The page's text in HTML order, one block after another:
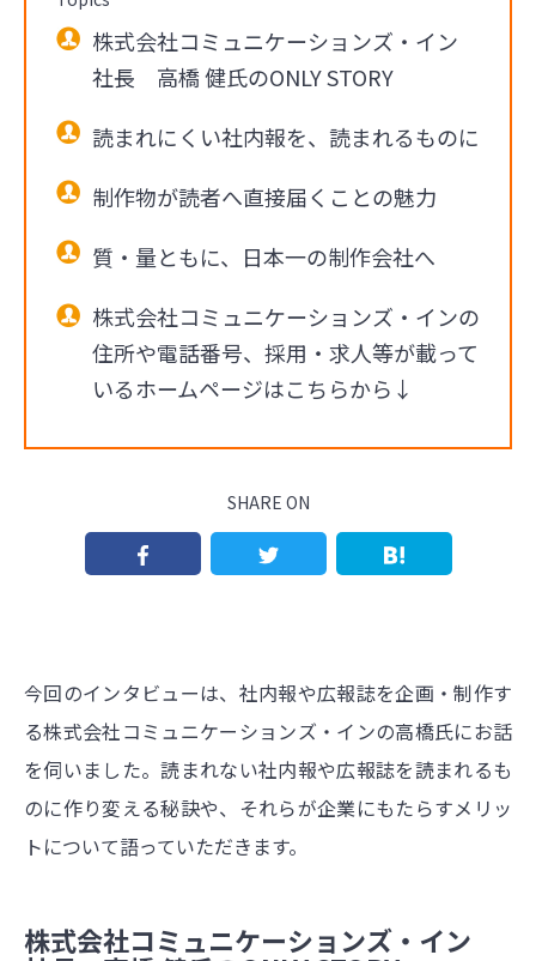
株式会社コミュニケーションズ・イン
社長 高橋 健氏のONLY STORY
読まれにくい社内報を、読まれるものに
制作物が読者へ直接届くことの魅力
質・量ともに、日本一の制作会社へ
株式会社コミュニケーションズ・インの
住所や電話番号、採用・求人等が載って
いるホームページはこちらから↓
SHARE ON
今回のインタビューは、社内報や広報誌を企画・制作す
る株式会社コミュニケーションズ・インの高橋氏にお話
を伺いました。読まれない社内報や広報誌を読まれるも
のに作り変える秘訣や、それらが企業にもたらすメリッ
トについて語っていただきます。
株式会社コミュニケーションズ・イン